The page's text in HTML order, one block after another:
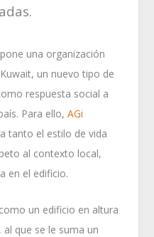
una organización
un nuevo tipo de
respuesta social a
Para ello, AGi
tanto el estilo de vida
al contexto local,
en el edificio.
un edificio en altura
que se le suma un